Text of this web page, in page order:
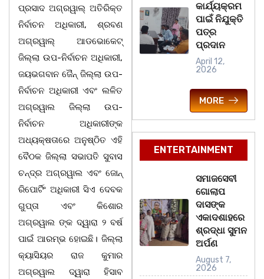
ପ୍ରସାଦ ଅଗ୍ରୱାଲ୍ ଅତିରିକ୍ତ
ନିର୍ବାଚନ ଅଧିକାରୀ, ଶ୍ରବଣ
ଅଗ୍ରୱାଲ୍ ଆଡଭୋକେଟ୍
ଜିଲ୍ଲା ଉପ-ନିର୍ବାଚନ ଅଧିକାରୀ,
ଜୟଭଗବାନ ଜୈନ୍ ଜିଲ୍ଲା ଉପ-
ନିର୍ବାଚନ ଅଧିକାରୀ ଏବଂ ଲଳିତ
ଅଗ୍ରୱାଲ ଜିଲ୍ଲା ଉପ-
ନିର୍ବାଚନ ଅଧିକାରୀଙ୍କ
ଅଧ୍ୟକ୍ଷତାରେ ଅନୁଷ୍ଠିତ ଏହି
ବୈଠକ ଜିଲ୍ଲା ସଭାପତି ସୁବାସ
ଚନ୍ଦ୍ର ଅଗ୍ରୱାଲ ଏବଂ ଜୋନ୍
ରିପୋର୍ଟିଂ ଅଧିକାରୀ ସିଏ ଦେବକ
ଗୁପ୍ତା ଏବଂ କିଶୋର
ଅଗ୍ରୱାଲ ଙ୍କ ଦ୍ୱାରା ୨ ବର୍ଷ
ପାଇଁ ଆରମ୍ଭ ହୋଇଛି। ଜିଲ୍ଲା
କ୍ୟାସିୟର ରାଜ କୁମାର
ଅଗ୍ରୱାଲ ଦ୍ୱାରା ହିସାବ
କାର୍ଯ୍ୟକ୍ରମ
ପାଇଁ ନିଯୁକ୍ତି
ପତ୍ର
ପ୍ରଦାନ
April 12,
2026
MORE
ENTERTAINMENT
ସମାଜସେବୀ
ଗୋଲାପ
ଦାସଙ୍କ
ଏକାଦଶାହରେ
ଶ୍ରଦ୍ଧା ସୁମନ
ଅର୍ପଣ
August 7,
2026